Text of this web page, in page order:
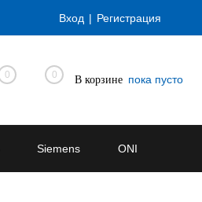
Вход Регистрация
0 0 В корзине пока пусто
Siemens ONI